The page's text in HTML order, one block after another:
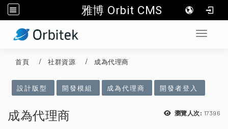
雅博 Orbit CMS
::: Toggle
首頁 社群資源 成為代理商
:::
設計版型 開發模組 成為代理商 開發者登入
瀏覽人次: 17396
成為代理商